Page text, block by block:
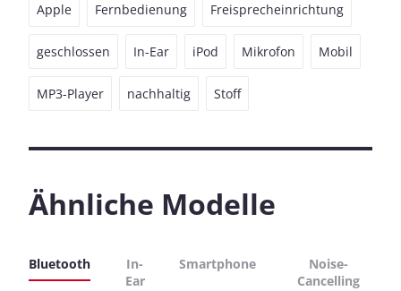
Apple Fernbedienung Freisprecheinrichtung
geschlossen In-Ear iPod Mikrofon Mobil
MP3-Player nachhaltig Stoff
Ähnliche Modelle
Bluetooth
In-
Ear
Smartphone
Noise-
Cancelling